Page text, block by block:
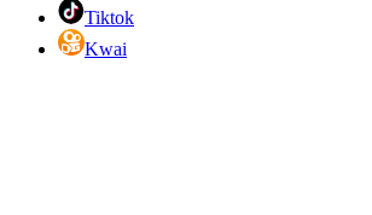
Tiktok
Kwai